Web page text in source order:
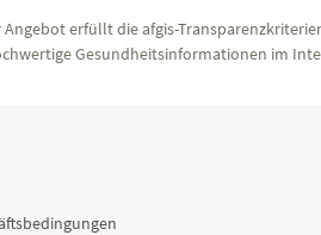
Angebot erfüllt die afgis-
Gesundheitsinformationen im